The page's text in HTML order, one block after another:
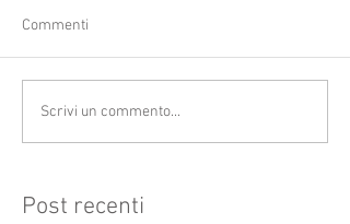
Commenti
Scrivi un commento...
Post recenti